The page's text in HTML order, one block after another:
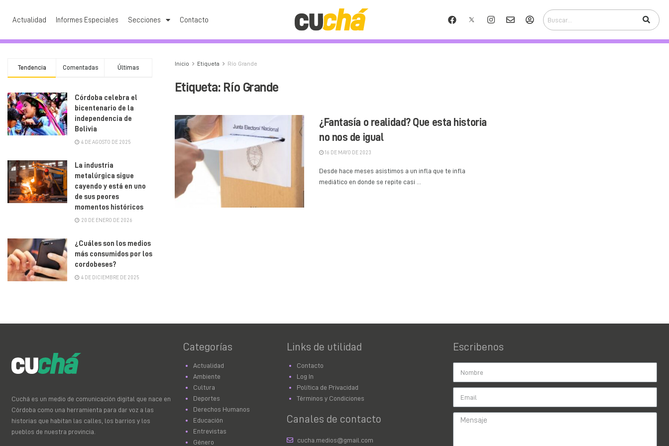
Actualidad Informes Especiales Secciones Contacto
Inicio Etiqueta Río Grande
Etiqueta: Río Grande
¿Fantasía o realidad? Que esta historia
no nos de igual
16 DE MAYO DE 2023
Desde hace meses asistimos a un infla que te infla
mediático en donde se repite casi ...
Tendencia Comentadas Últimas
Córdoba celebra el
bicentenario de la
independencia de
Bolivia
4 DE AGOSTO DE 2025
La industria
metalúrgica sigue
cayendo y está en uno
de sus peores
momentos históricos
20 DE ENERO DE 2026
¿Cuáles son los medios
más consumidos por los
cordobeses?
4 DE DICIEMBRE DE 2025
Cuchá es un medio de comunicación digital que nace en
Córdoba como una herramienta para dar voz a las
historias que habitan las calles, los barrios y los
pueblos de nuestra provincia.
Categorías
Actualidad
Ambiente
Cultura
Deportes
Derechos Humanos
Educación
Entrevistas
Género
Links de utilidad
Contacto
Log In
Política de Privacidad
Términos y Condiciones
Canales de contacto
cucha.medios@gmail.com
Escribenos